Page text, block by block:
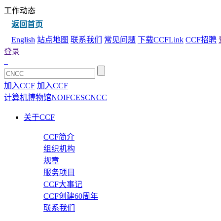
工作动态
返回首页
English 站点地图 联系我们 常见问题 下载CCFLink CCF招聘
登录
加入CCF 加入CCF
计算机博物馆NOIFCESCNCC
关于CCF
CCF简介
组织机构
规章
服务项目
CCF大事记
CCF创建60周年
联系我们